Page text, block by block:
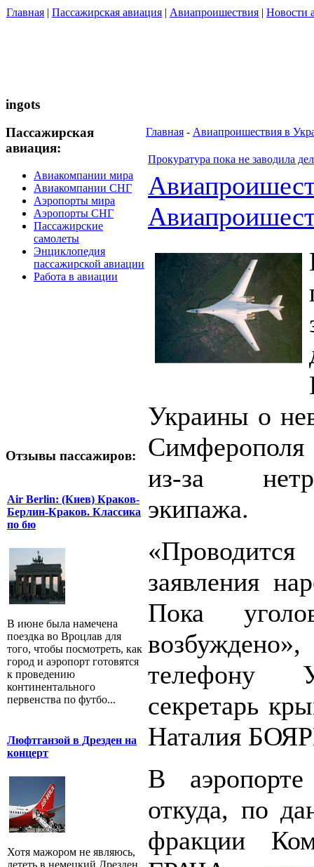
Главная | Пассажирская авиация | Авиапроишествия | Новости
ingots
Пассажирская
авиация:
Авиакомпании мира
Авиакомпании СНГ
Аэропорты мира
Аэропорты СНГ
Пассажирские
самолеты
Энциклопедия
пассажирской авиации
Работа в авиации
Отзывы пассажиров:
Air Berlin: (Киев) Краков-
Берлин-Краков. Классика
по бю
В июне была намечена
поездка во Вроцлав для
того, чтобы посмотреть, как
город и аэропорт готовятся
к проведению
континентального
первенства по футбо...
Люфтганзой в Дрезден на
концерт
Хотя мажором не являюсь,
Главная - Авиапроишествия в
Прокуратура пока не заводила
Украины о
из-за
экипажа.
заявления
Пока
телефону
секретарь
Наталия
В
откуда, по
фракции